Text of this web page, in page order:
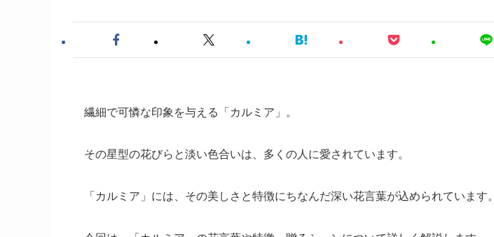
繊細で可憐な印象を与える「カルミア」。
その星型の花びらと淡い色合いは、多くの人に愛されています。
「カルミア」には、その美しさと特徴にちなんだ深い花言葉が込められています。